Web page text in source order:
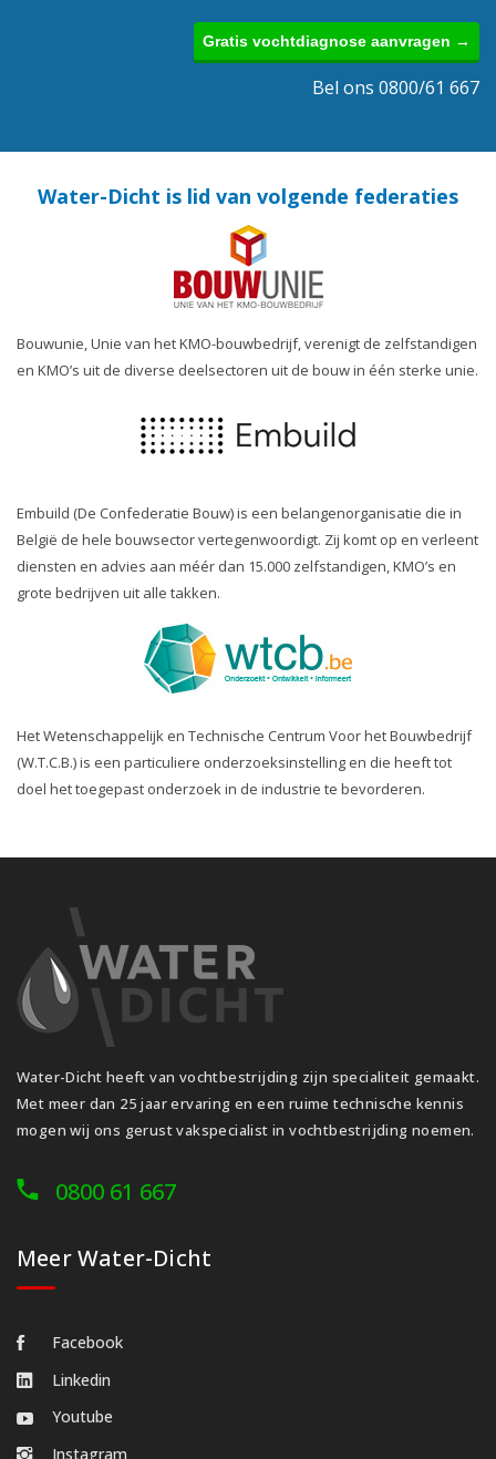
Gratis vochtdiagnose aanvragen →
Bel ons 0800/61 667
Water-Dicht is lid van volgende federaties
Bouwunie, Unie van het KMO-bouwbedrijf, verenigt de zelfstandigen
en KMO’s uit de diverse deelsectoren uit de bouw in één sterke unie.
Embuild (De Confederatie Bouw) is een belangenorganisatie die in
België de hele bouwsector vertegenwoordigt. Zij komt op en verleent
diensten en advies aan méér dan 15.000 zelfstandigen, KMO’s en
grote bedrijven uit alle takken.
Het Wetenschappelijk en Technische Centrum Voor het Bouwbedrijf
(W.T.C.B.) is een particuliere onderzoeksinstelling en die heeft tot
doel het toegepast onderzoek in de industrie te bevorderen.
Water-Dicht heeft van vochtbestrijding zijn specialiteit gemaakt.
Met meer dan 25 jaar ervaring en een ruime technische kennis
mogen wij ons gerust vakspecialist in vochtbestrijding noemen.
0800 61 667
Meer Water-Dicht
Facebook
Linkedin
Youtube
Instagram